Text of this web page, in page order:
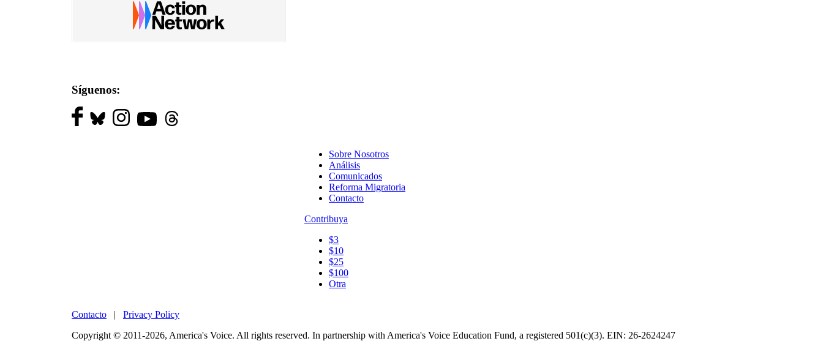
Síguenos:
Sobre Nosotros
Análisis
Comunicados
Reforma Migratoria
Contacto
Contribuya
$3
$10
$25
$100
Otra
Contacto | Privacy Policy
Copyright © 2011-2026, America's Voice. All rights reserved. In partnership with America's Voice Education Fund, a registered 501(c)(3). EIN: 26-2624247